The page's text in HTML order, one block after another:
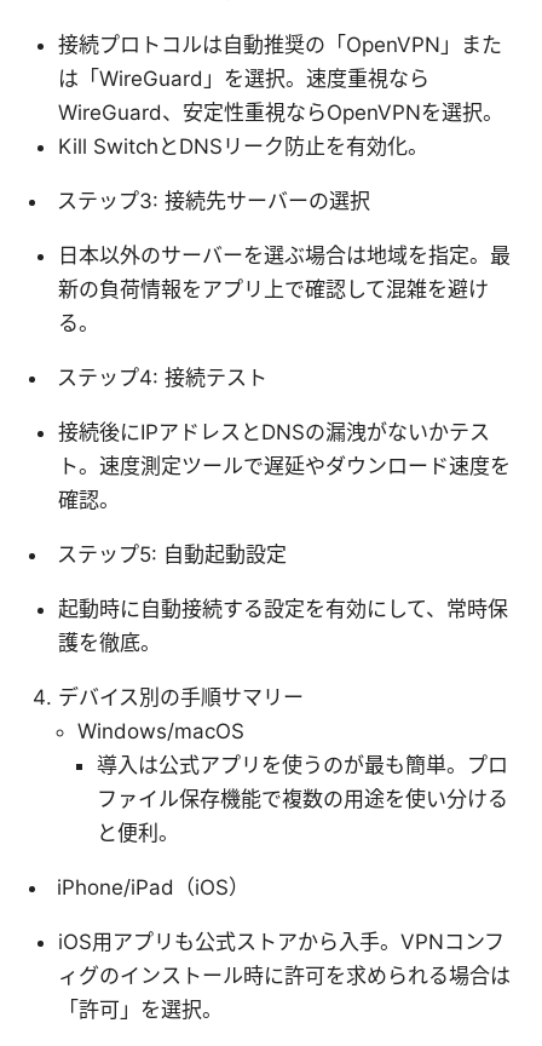
接続プロトコルは自動推奨の「OpenVPN」また
は「WireGuard」を選択。速度重視なら
WireGuard、安定性重視ならOpenVPNを選択。
Kill SwitchとDNSリーク防止を有効化。
ステップ3: 接続先サーバーの選択
日本以外のサーバーを選ぶ場合は地域を指定。最
新の負荷情報をアプリ上で確認して混雑を避け
る。
ステップ4: 接続テスト
接続後にIPアドレスとDNSの漏洩がないかテス
ト。速度測定ツールで遅延やダウンロード速度を
確認。
ステップ5: 自動起動設定
起動時に自動接続する設定を有効にして、常時保
護を徹底。
デバイス別の手順サマリー
Windows/macOS
導入は公式アプリを使うのが最も簡単。プロ
ファイル保存機能で複数の用途を使い分ける
と便利。
iPhone/iPad（iOS）
iOS用アプリも公式ストアから入手。VPNコンフ
ィグのインストール時に許可を求められる場合は
「許可」を選択。